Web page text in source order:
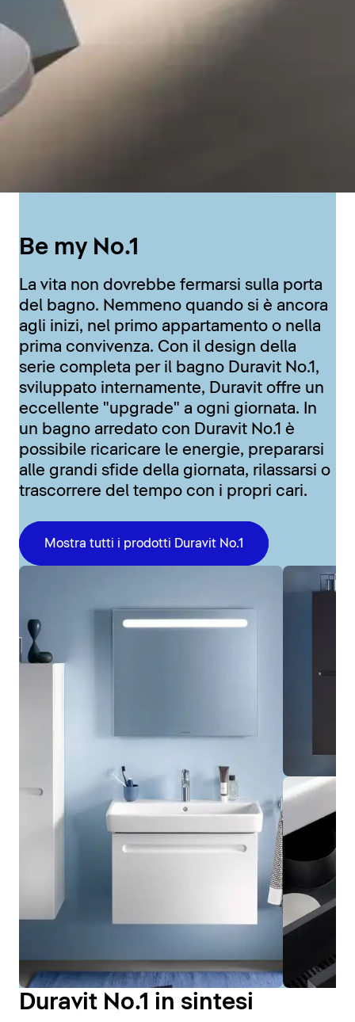
Be my No.1
La vita non dovrebbe fermarsi sulla porta
del bagno. Nemmeno quando si è ancora
agli inizi, nel primo appartamento o nella
prima convivenza. Con il design della
serie completa per il bagno Duravit No.1,
sviluppato internamente, Duravit offre un
eccellente "upgrade" a ogni giornata. In
un bagno arredato con Duravit No.1 è
possibile ricaricare le energie, prepararsi
alle grandi sfide della giornata, rilassarsi o
trascorrere del tempo con i propri cari.
Mostra tutti i prodotti Duravit No.1
Duravit No.1 in sintesi